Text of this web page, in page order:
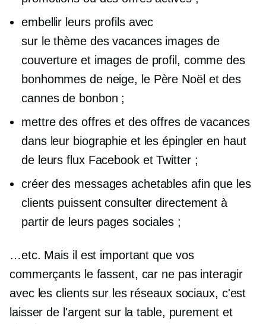
embellir leurs profils avec
sur le thème des vacancesimages de
couverture et images de profil, comme des
bonhommes de neige, le Père Noël et des
cannes de bonbon ;
mettre des offres et des offres de vacances
dans leur biographie et les épingler en haut
de leurs flux Facebook et Twitter ;
créer des messages achetables afin que les
clients puissent consulter directement à
partir de leurs pages sociales ;
…etc. Mais il est important que vos
commerçants le fassent, car ne pas interagir
avec les clients sur les réseaux sociaux, c'est
laisser de l'argent sur la table, purement et